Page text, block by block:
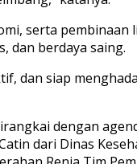
serta pembinaan
dan berdaya saing.
dan siap
dengan
dari Dinas